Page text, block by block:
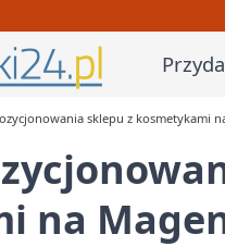
sklepu z kosmetykami
na